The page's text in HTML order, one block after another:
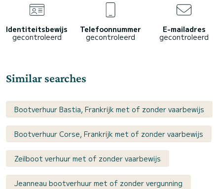
Identiteitsbewijs
gecontroleerd
Telefoonnummer
gecontroleerd
E-mailadres
gecontroleerd
Similar searches
Bootverhuur Bastia, Frankrijk met of zonder vaarbewijs
Bootverhuur Corse, Frankrijk met of zonder vaarbewijs
Zeilboot verhuur met of zonder vaarbewijs
Jeanneau bootverhuur met of zonder vergunning